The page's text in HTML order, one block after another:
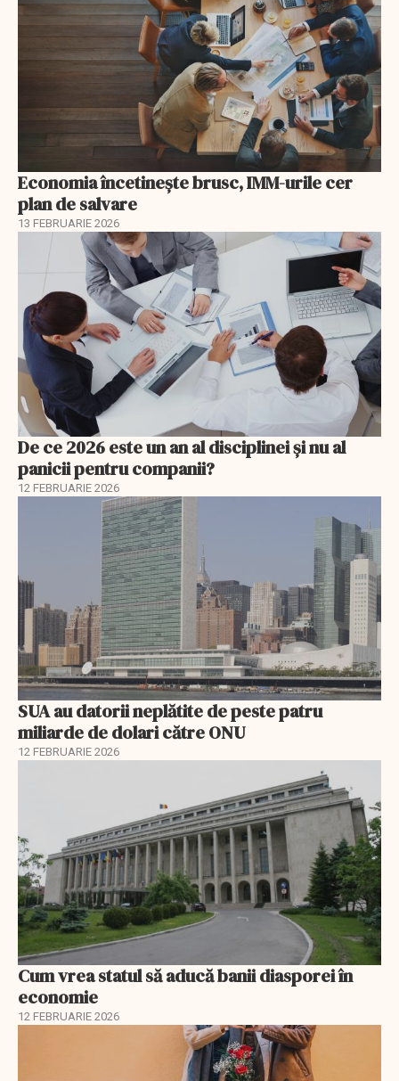
Economia încetinește brusc, IMM-urile cer
plan de salvare
13 FEBRUARIE 2026
De ce 2026 este un an al disciplinei și nu al
panicii pentru companii?
12 FEBRUARIE 2026
SUA au datorii neplătite de peste patru
miliarde de dolari către ONU
12 FEBRUARIE 2026
Cum vrea statul să aducă banii diasporei în
economie
12 FEBRUARIE 2026